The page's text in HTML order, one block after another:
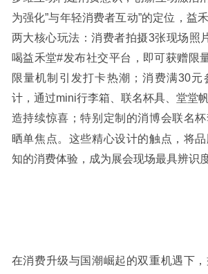
为强化”与年轻消费者互动”的定位，益
两大核心玩法：消费者拍摄3张现场照
喝益禾堂#发布社交平台，即可获赠限
限量机制引发打卡热潮；消费满30元
计，通过mini行李箱、联名杯具、堂堂
造持续惊喜； 特别定制的消博会联名
晒单焦点。这些精心设计的触点，将
知的消费体验，成为展会现场最具辨识
在消费升级与国潮崛起的双重机遇下